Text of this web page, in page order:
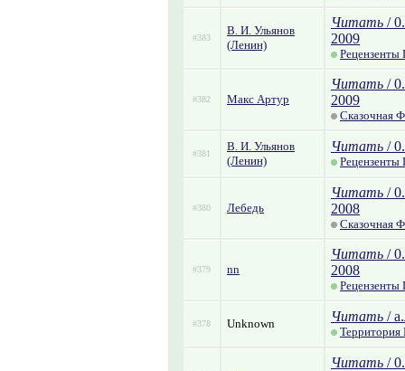
#383
В. И. Ульянов
(Ленин)
Читать /
2009
Рецензенты
#382 Макс Артур
Читать /
2009
Сказочная
#381
В. И. Ульянов
(Ленин)
Читать /
Рецензенты
#380 Лебедь
Читать /
2008
Сказочная
#379 nn
Читать /
2008
Рецензенты
#378 Unknown Читать /
Читать /